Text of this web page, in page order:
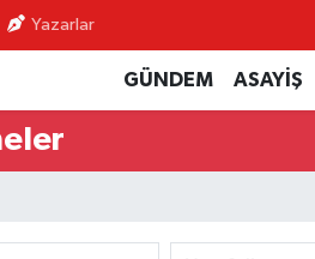
Yazarlar
GÜNDEM ASAYİŞ